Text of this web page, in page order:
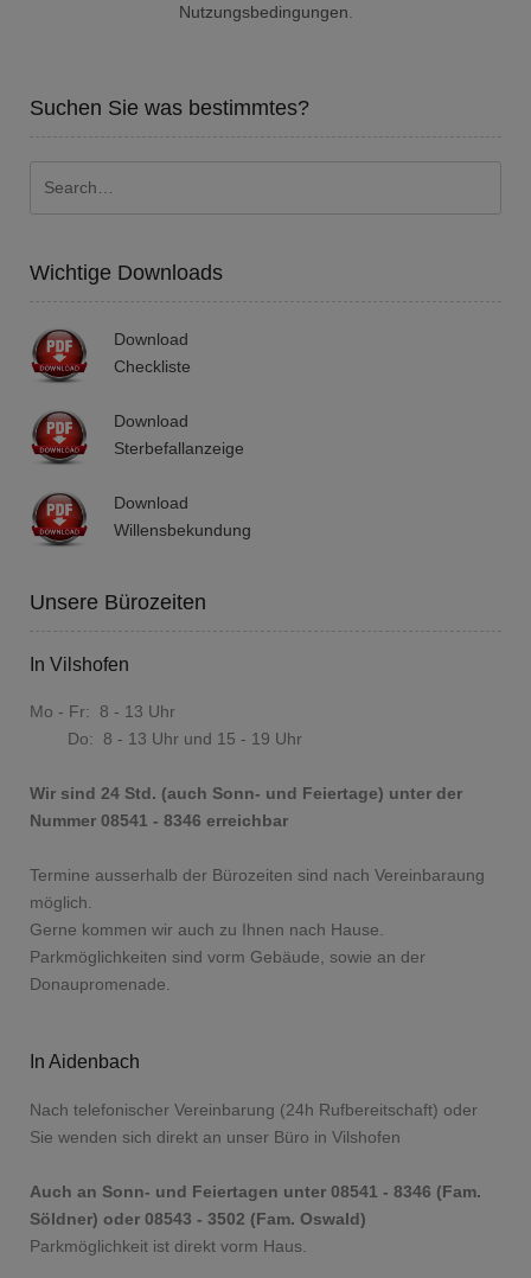
Nutzungsbedingungen
Suchen Sie was bestimmtes?
Wichtige Downloads
Download
Checkliste
Download
Sterbefallanzeige
Download
Willensbekundung
Unsere Bürozeiten
In Vilshofen
Mo - Fr: 8 - 13 Uhr
Do: 8 - 13 Uhr und 15 - 19 Uhr
Wir sind 24 Std. (auch Sonn- und Feiertage) unter der
Nummer 08541 - 8346 erreichbar
Termine ausserhalb der Bürozeiten sind nach Vereinbaraung
möglich.
Gerne kommen wir auch zu Ihnen nach Hause.
Parkmöglichkeiten sind vorm Gebäude, sowie an der
Donaupromenade.
In Aidenbach
Nach telefonischer Vereinbarung (24h Rufbereitschaft) oder
Sie wenden sich direkt an unser Büro in Vilshofen
Auch an Sonn- und Feiertagen unter 08541 - 8346 (Fam.
Söldner) oder 08543 - 3502 (Fam. Oswald)
Parkmöglichkeit ist direkt vorm Haus.